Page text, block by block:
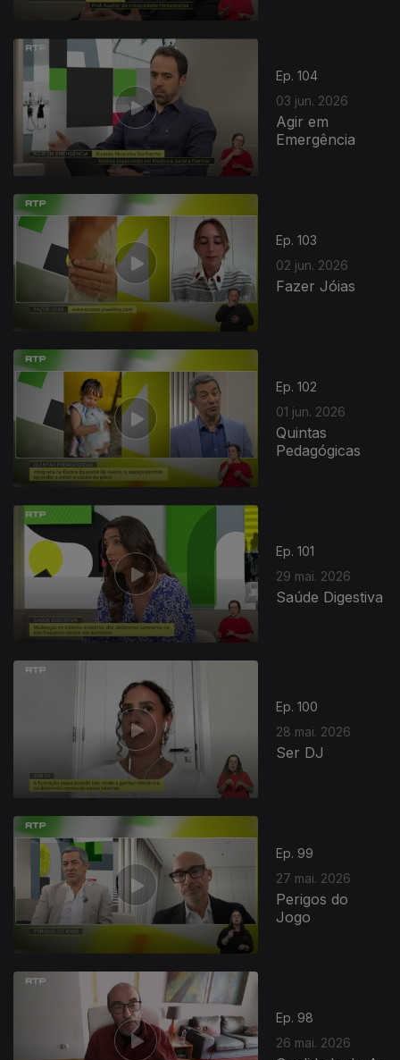
Ep. 104
03 jun. 2026
Agir em
Emergência
Ep. 103
02 jun. 2026
Fazer Jóias
Ep. 102
01 jun. 2026
Quintas
Pedagógicas
Ep. 101
29 mai. 2026
Saúde Digestiva
Ep. 100
28 mai. 2026
Ser DJ
Ep. 99
27 mai. 2026
Perigos do
Jogo
Ep. 98
26 mai. 2026
931671